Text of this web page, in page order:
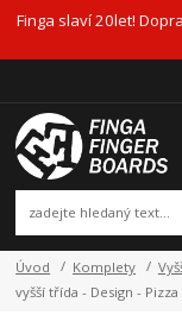
Finga slaví 20let!
Úvod Komplety
vyšší třída - Design - Pizza